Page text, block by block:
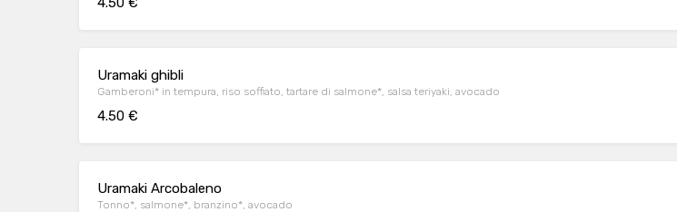
Uramaki ghibli
Gamberoni* in tempura, riso soffiato, tartare di salmone*, salsa teriyaki, avocado
4.50 €
Uramaki Arcobaleno
Tonno*, salmone*, branzino*, avocado